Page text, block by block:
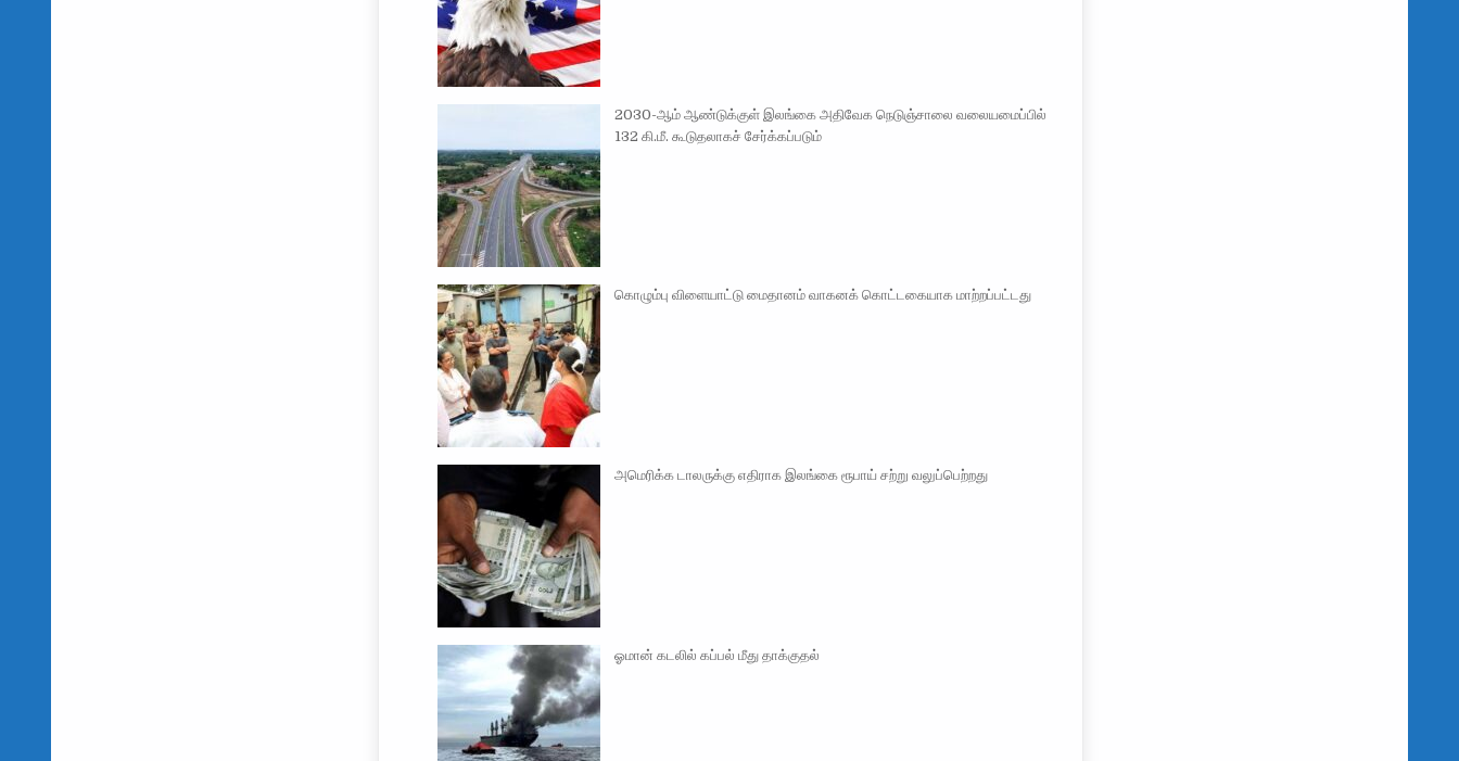
2030-ஆம் ஆண்டுக்குள் இலங்கை அதிவேக நெடுஞ்சாலை வலையமைப்பில்
132 கி.மீ. கூடுதலாகச் சேர்க்கப்படும்
கொழும்பு விளையாட்டு மைதானம் வாகனக் கொட்டகையாக மாற்றப்பட்டது
அமெரிக்க டாலருக்கு எதிராக இலங்கை ரூபாய் சற்று வலுப்பெற்றது
ஓமான் கடலில் கப்பல் மீது தாக்குதல்